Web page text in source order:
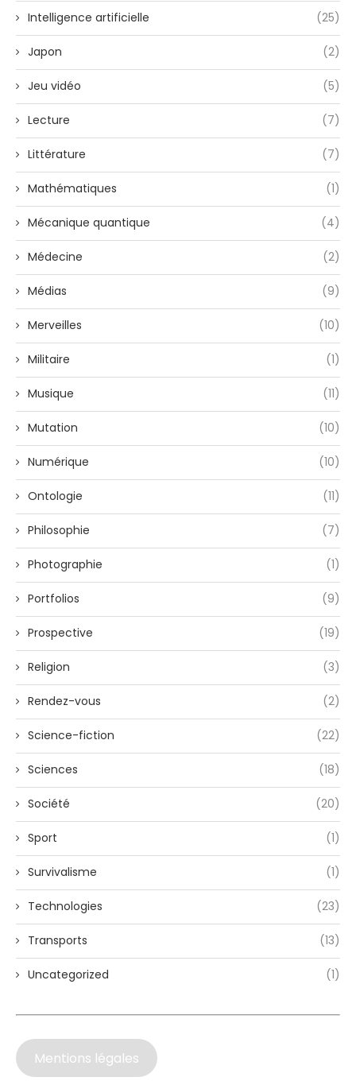
Intelligence artificielle (25)
Japon (2)
Jeu vidéo (5)
Lecture (7)
Littérature (7)
Mathématiques (1)
Mécanique quantique (4)
Médecine (2)
Médias (9)
Merveilles (10)
Militaire (1)
Musique (11)
Mutation (10)
Numérique (10)
Ontologie (11)
Philosophie (7)
Photographie (1)
Portfolios (9)
Prospective (19)
Religion (3)
Rendez-vous (2)
Science-fiction (22)
Sciences (18)
Société (20)
Sport (1)
Survivalisme (1)
Technologies (23)
Transports (13)
Uncategorized (1)
Mentions légales